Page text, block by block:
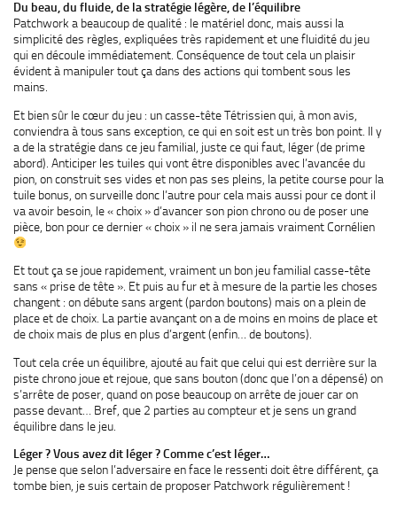
Du beau, du fluide, de la stratégie légère, de l’équilibre
Patchwork a beaucoup de qualité : le matériel donc, mais aussi la
simplicité des règles, expliquées très rapidement et une fluidité du jeu
qui en découle immédiatement. Conséquence de tout cela un plaisir
évident à manipuler tout ça dans des actions qui tombent sous les
mains.
Et bien sûr le cœur du jeu : un casse-tête Tétrissien qui, à mon avis,
conviendra à tous sans exception, ce qui en soit est un très bon point. Il y
a de la stratégie dans ce jeu familial, juste ce qui faut, léger (de prime
abord). Anticiper les tuiles qui vont être disponibles avec l’avancée du
pion, on construit ses vides et non pas ses pleins, la petite course pour la
tuile bonus, on surveille donc l’autre pour cela mais aussi pour ce dont il
va avoir besoin, le « choix » d’avancer son pion chrono ou de poser une
pièce, bon pour ce dernier « choix » il ne sera jamais vraiment Cornélien
Et tout ça se joue rapidement, vraiment un bon jeu familial casse-tête
sans « prise de tête ». Et puis au fur et à mesure de la partie les choses
changent : on débute sans argent (pardon boutons) mais on a plein de
place et de choix. La partie avançant on a de moins en moins de place et
de choix mais de plus en plus d’argent (enfin… de boutons).
Tout cela crée un équilibre, ajouté au fait que celui qui est derrière sur la
piste chrono joue et rejoue, que sans bouton (donc que l’on a dépensé) on
s’arrête de poser, quand on pose beaucoup on arrête de jouer car on
passe devant… Bref, que 2 parties au compteur et je sens un grand
équilibre dans le jeu.
Léger ? Vous avez dit léger ? Comme c’est léger…
Je pense que selon l’adversaire en face le ressenti doit être différent, ça
tombe bien, je suis certain de proposer Patchwork régulièrement !